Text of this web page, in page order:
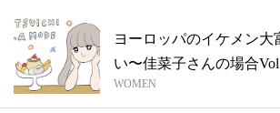
ヨーロッパのイケメン大
い〜佳菜子さんの場合
WOMEN